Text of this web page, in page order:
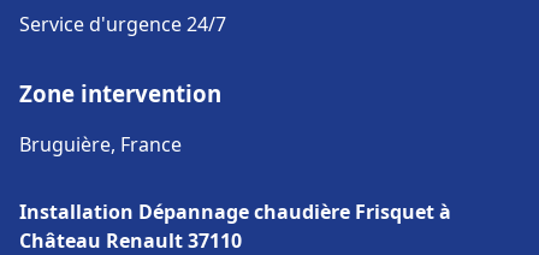
Service d'urgence 24/7
Zone intervention
Bruguière, France
Installation Dépannage chaudière Frisquet à
Château Renault 37110